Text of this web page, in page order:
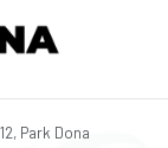
Park Dona